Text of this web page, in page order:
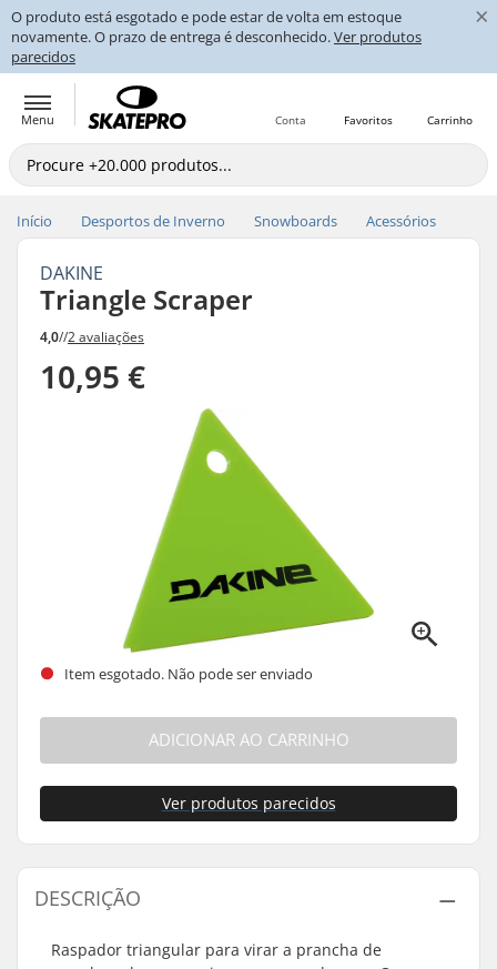
O produto está esgotado e pode estar de volta em estoque
novamente. O prazo de entrega é desconhecido.Ver produtos
parecidos
×
Menu Carrinho
Favoritos
Conta
Início Desportos de Inverno Snowboards Acessórios
DAKINE
Triangle Scraper
4,0//2 avaliações
10,95 €
Item esgotado. Não pode ser enviado
ADICIONAR AO CARRINHO
Ver produtos parecidos
DESCRIÇÃO
Raspador triangular para virar a prancha de